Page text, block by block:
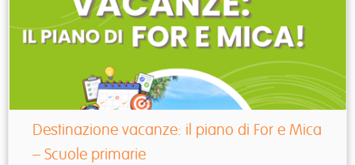
Destinazione vacanze: il piano di For e Mica
– Scuole primarie